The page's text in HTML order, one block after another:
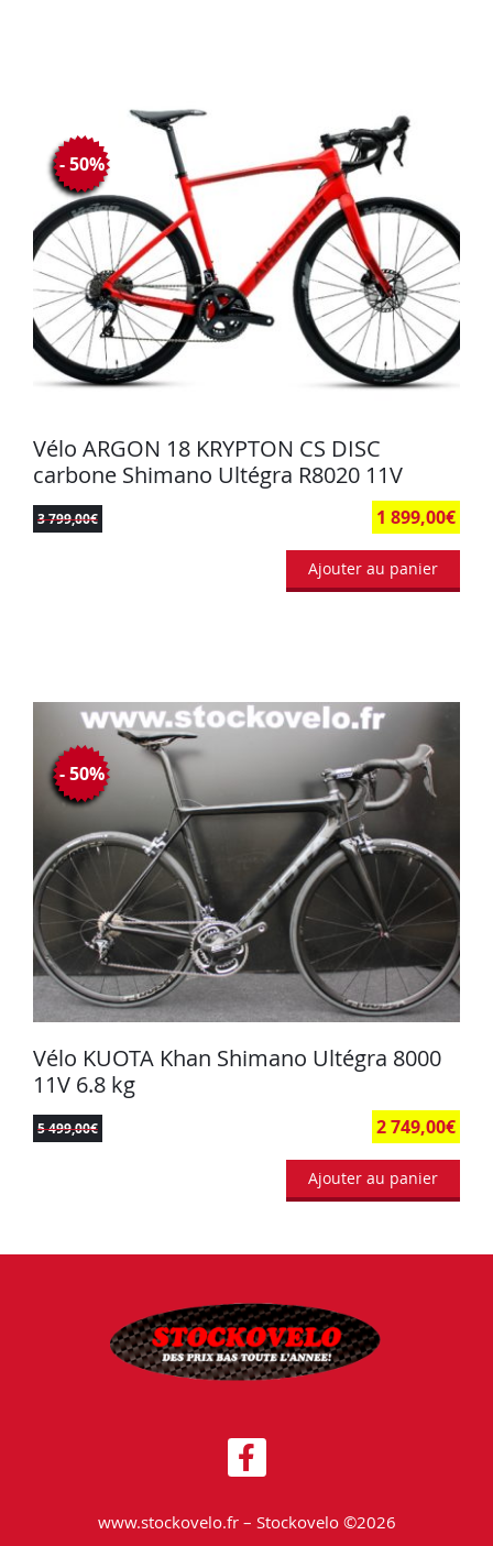
Vélo ARGON 18 KRYPTON CS DISC
carbone Shimano Ultégra R8020 11V
3 799,00€ 1 899,00€
- 50%
Ajouter au panier
Vélo KUOTA Khan Shimano Ultégra 8000
11V 6.8 kg
5 499,00€ 2 749,00€
- 50%
Ajouter au panier
www.stockovelo.fr – Stockovelo ©2026